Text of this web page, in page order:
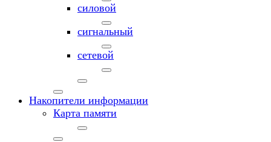
силовой
сигнальный
сетевой
Накопители информации
Карта памяти